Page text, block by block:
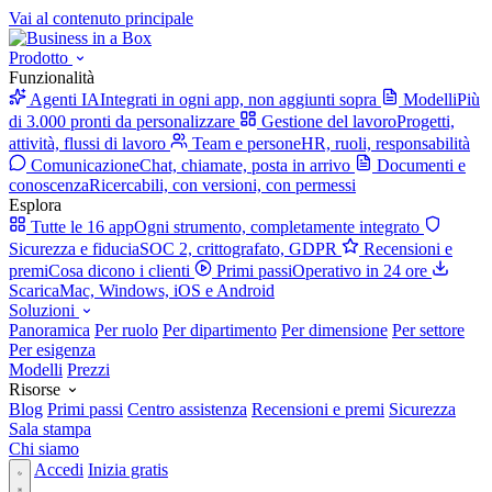
Vai al contenuto principale
Prodotto
Funzionalità
Agenti IAIntegrati in ogni app, non aggiunti sopra ModelliPiù
di 3.000 pronti da personalizzare
Gestione del lavoroProgetti,
attività, flussi di lavoro
Team e personeHR, ruoli, responsabilità
ComunicazioneChat, chiamate, posta in arrivo
Documenti e
conoscenzaRicercabili, con versioni, con permessi
Esplora
Tutte le 16 appOgni strumento, completamente integrato
Sicurezza e fiduciaSOC 2, crittografato, GDPR
Recensioni e
premiCosa dicono i clienti Primi passiOperativo in 24 ore
ScaricaMac, Windows, iOS e Android
Soluzioni
Panoramica Per ruolo Per dipartimento Per dimensione Per settore
Per esigenza
Modelli Prezzi
Risorse
Blog Primi passi Centro assistenza Recensioni e premi Sicurezza
Sala stampa
Chi siamo
Accedi Inizia gratis